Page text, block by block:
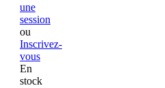
une
session
ou
Inscrivez-
vous
en
stock